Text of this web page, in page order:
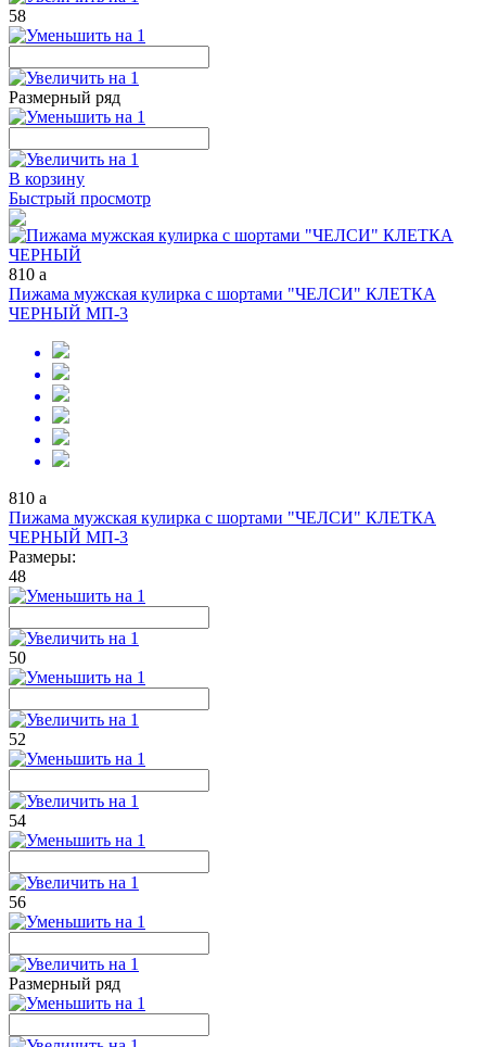
58
Размерный ряд
В корзину
Быстрый просмотр
810 a
Пижама мужская кулирка с шортами "ЧЕЛСИ" КЛЕТКА
ЧЕРНЫЙ МП-3
810 a
Пижама мужская кулирка с шортами "ЧЕЛСИ" КЛЕТКА
ЧЕРНЫЙ МП-3
Размеры:
48
50
52
54
56
Размерный ряд